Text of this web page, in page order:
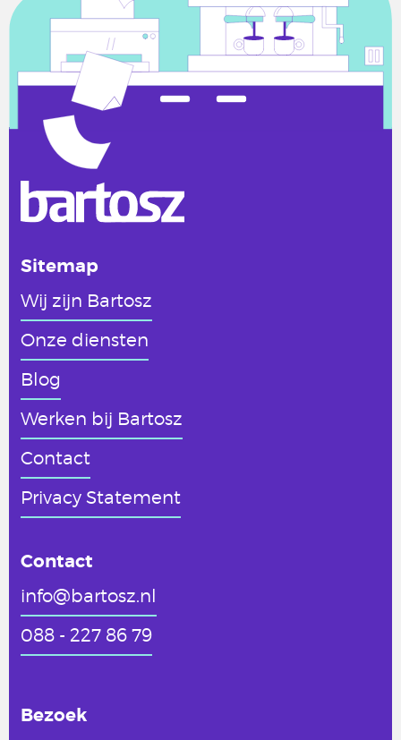
Sitemap
Wij zijn Bartosz
Onze diensten
Blog
Werken bij Bartosz
Contact
Privacy Statement
Contact
info@bartosz.nl
088 - 227 86 79
Bezoek